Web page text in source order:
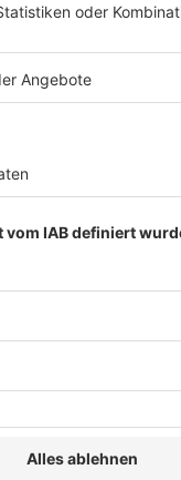
93
von
strafbewehrten
von
ab.